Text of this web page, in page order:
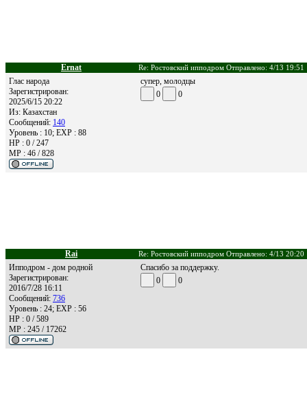
Ernat Re: Ростовский ипподром Отправлено: 4/13 19:51
Глас народа
Зарегистрирован:
2025/6/15 20:22
Из: Казахстан
Сообщений: 140
Уровень : 10; EXP : 88
HP : 0 / 247
MP : 46 / 828
супер, молодцы
0
0
Rai Re: Ростовский ипподром Отправлено: 4/13 20:20
Ипподром - дом родной
Зарегистрирован:
2016/7/28 16:11
Сообщений: 736
Уровень : 24; EXP : 56
HP : 0 / 589
MP : 245 / 17262
Спасибо за поддержку.
0
0